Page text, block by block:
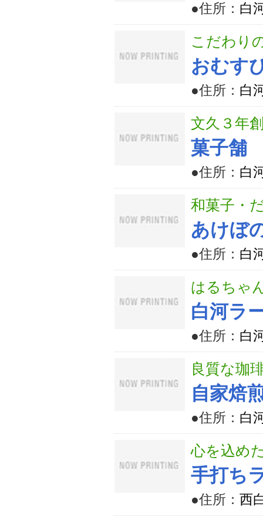
●住所： 白
こだわり
おむす
●住所： 白
文久３年
菓子舗
●住所： 白
和菓子・
あけぼ
●住所： 白
はるちゃ
白河ラ
●住所： 白
良質な珈
自家焙
●住所： 白
心を込め
手打ち
●住所： 西